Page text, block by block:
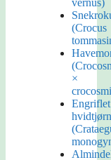
vernus)
(Crocus
×
Engriflet
hvidtjørn